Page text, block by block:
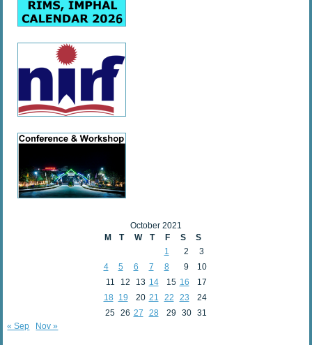
October 2021
M
T W T F S
S
1
2
3
4
5 6 7 8 9
10
11
12 13 14 15 16
17
18
19 20 21 22 23
24
25 26 27 28 29 30
31
« Sep
Nov »